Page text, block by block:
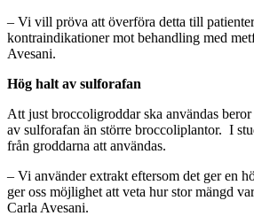
– Vi vill pröva att överföra detta till
kontraindikationer mot behandling med
Avesani.
Hög halt av sulforafan
Att just broccoligroddar ska användas
av sulforafan än större broccoliplantor. I
från groddarna att användas.
– Vi använder extrakt eftersom det ger en
ger oss möjlighet att veta hur stor mängd
Carla Avesani.